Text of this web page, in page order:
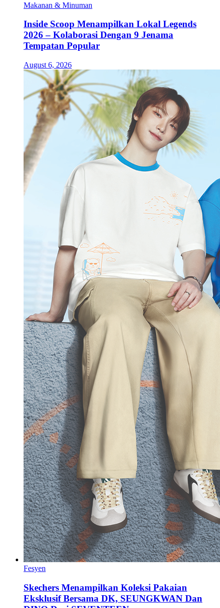
Makanan & Minuman
Inside Scoop Menampilkan Lokal Legends
2026 – Kolaborasi Dengan 9 Jenama
Tempatan Popular
August 6, 2026
Fesyen
Skechers Menampilkan Koleksi Pakaian
Eksklusif Bersama DK, SEUNGKWAN Dan